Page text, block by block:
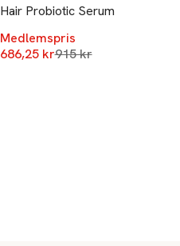
Hair Probiotic Serum
Medlemspris
686,25 krLägsta pris 30 dagar
915 kr